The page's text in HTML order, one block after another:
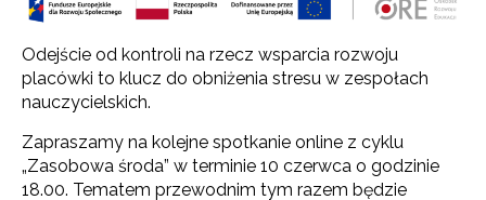
Odejście od kontroli na rzecz wsparcia rozwoju
placówki to klucz do obniżenia stresu w zespołach
nauczycielskich.
Zapraszamy na kolejne spotkanie online z cyklu
„Zasobowa środa” w terminie 10 czerwca o godzinie
18.00. Tematem przewodnim tym razem będzie